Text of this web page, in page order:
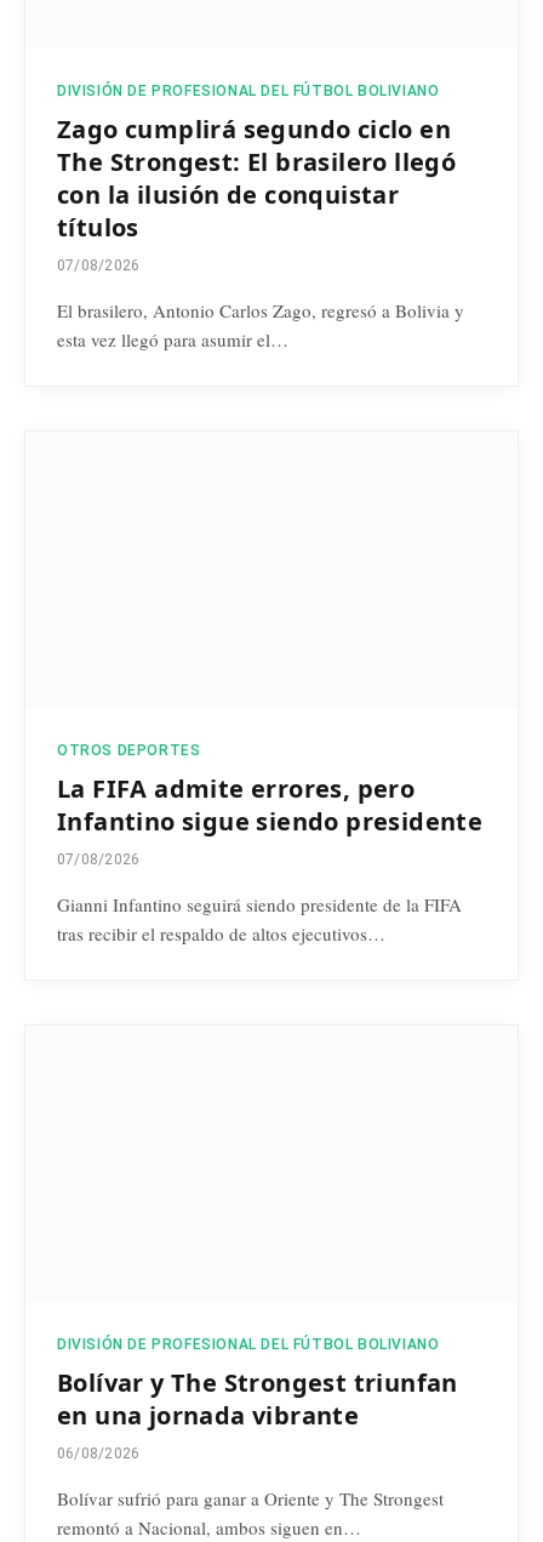
DIVISIÓN DE PROFESIONAL DEL FÚTBOL BOLIVIANO
Zago cumplirá segundo ciclo en
The Strongest: El brasilero llegó
con la ilusión de conquistar
títulos
07/08/2026
El brasilero, Antonio Carlos Zago, regresó a Bolivia y
esta vez llegó para asumir el…
OTROS DEPORTES
La FIFA admite errores, pero
Infantino sigue siendo presidente
07/08/2026
Gianni Infantino seguirá siendo presidente de la FIFA
tras recibir el respaldo de altos ejecutivos…
DIVISIÓN DE PROFESIONAL DEL FÚTBOL BOLIVIANO
Bolívar y The Strongest triunfan
en una jornada vibrante
06/08/2026
Bolívar sufrió para ganar a Oriente y The Strongest
remontó a Nacional, ambos siguen en…